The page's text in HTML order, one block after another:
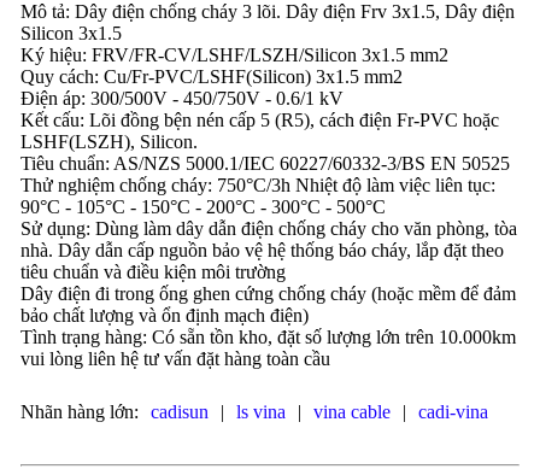
Mô tả: Dây điện chống cháy 3 lõi. Dây điện Frv 3x1.5, Dây điện
Silicon 3x1.5
Ký hiệu: FRV/FR-CV/LSHF/LSZH/Silicon 3x1.5 mm2
Quy cách: Cu/Fr-PVC/LSHF(Silicon) 3x1.5 mm2
Điện áp: 300/500V - 450/750V - 0.6/1 kV
Kết cấu: Lõi đồng bện nén cấp 5 (R5), cách điện Fr-PVC hoặc
LSHF(LSZH), Silicon.
Tiêu chuẩn: AS/NZS 5000.1/IEC 60227/60332-3/BS EN 50525
Thử nghiệm chống cháy: 750°C/3h Nhiệt độ làm việc liên tục:
90°C - 105°C - 150°C - 200°C - 300°C - 500°C
Sử dụng: Dùng làm dây dẫn điện chống cháy cho văn phòng, tòa
nhà. Dây dẫn cấp nguồn bảo vệ hệ thống báo cháy, lắp đặt theo
tiêu chuẩn và điều kiện môi trường
Dây điện đi trong ống ghen cứng chống cháy (hoặc mềm để đảm
bảo chất lượng và ổn định mạch điện)
Tình trạng hàng: Có sẵn tồn kho, đặt số lượng lớn trên 10.000km
vui lòng liên hệ tư vấn đặt hàng toàn cầu
Nhãn hàng lớn: cadisun | ls vina | vina cable | cadi-vina